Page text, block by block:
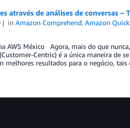
através de análises de conversas –
inAmazon Comprehend,Amazon
AWS México Agora, mais do que
Centric) é a única maneira de
melhores resultados para o negócio,